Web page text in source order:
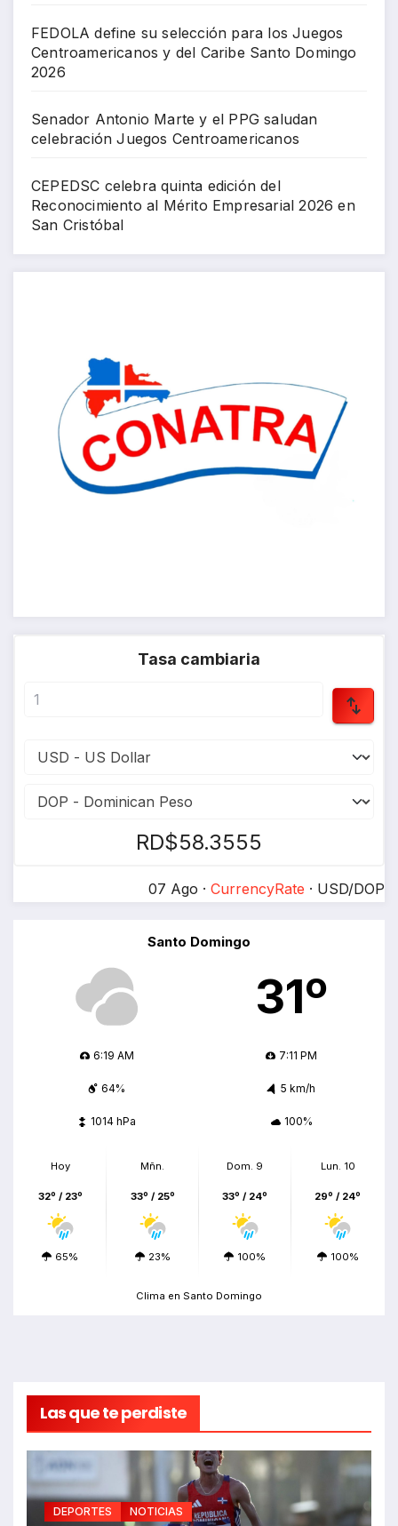
FEDOLA define su selección para los Juegos
Centroamericanos y del Caribe Santo Domingo
2026
Senador Antonio Marte y el PPG saludan
celebración Juegos Centroamericanos
CEPEDSC celebra quinta edición del
Reconocimiento al Mérito Empresarial 2026 en
San Cristóbal
Tasa cambiaria
RD$58.3555
07 Ago · CurrencyRate · USD/DOP
Santo Domingo
31º
6:19 AM 7:11 PM
64% 5 km/h
1014 hPa 100%
Hoy
32º / 23º
65%
Mñn.
33º / 25º
23%
Dom. 9
33º / 24º
100%
Lun. 10
29º / 24º
100%
Clima en Santo Domingo
Las que te perdiste
DEPORTES NOTICIAS